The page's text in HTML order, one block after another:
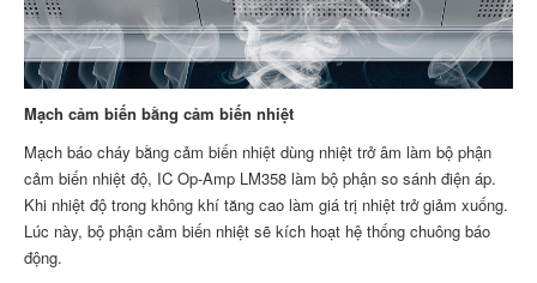
Mạch cảm biến bằng cảm biến nhiệt
Mạch báo cháy bằng cảm biến nhiệt dùng nhiệt trở âm làm bộ phận
cảm biến nhiệt độ, IC Op-Amp LM358 làm bộ phận so sánh điện áp.
Khi nhiệt độ trong không khí tăng cao làm giá trị nhiệt trở giảm xuống.
Lúc này, bộ phận cảm biến nhiệt sẽ kích hoạt hệ thống chuông báo
động.